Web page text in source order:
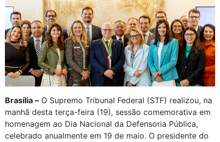
Brasília – O Supremo Tribunal Federal (STF) realizou, na
manhã desta terça-feira (19), sessão comemorativa em
homenagem ao Dia Nacional da Defensoria Pública,
celebrado anualmente em 19 de maio. O presidente do